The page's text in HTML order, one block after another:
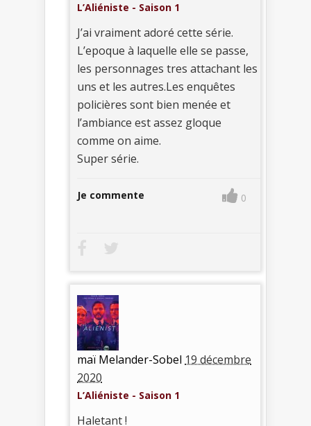
L’Aliéniste - Saison 1
J’ai vraiment adoré cette série.
L’epoque à laquelle elle se passe,
les personnages tres attachant les
uns et les autres.Les enquêtes
policières sont bien menée et
l’ambiance est assez gloque
comme on aime.
Super série.
Je commente 0
maï Melander-Sobel 19 décembre
2020
L’Aliéniste - Saison 1
Haletant !